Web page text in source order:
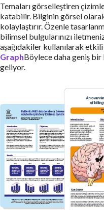
Temaları görselleştiren
katabilir. Bilginin görsel
kolaylaştırır. Özenle
bilimsel bulgularınızı
aşağıdakiler kullanılarak
GraphBöylece daha geniş
geliyor.